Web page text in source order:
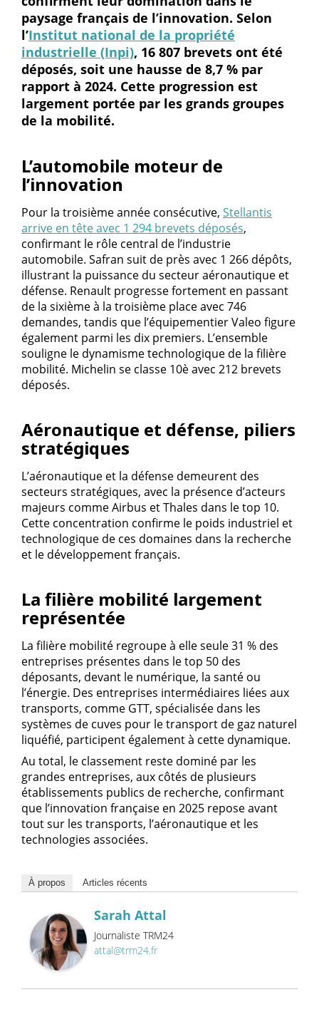
paysage français de l’innovation. Selon
l’Institut national de la propriété
industrielle (Inpi), 16 807 brevets ont été
déposés, soit une hausse de 8,7 % par
rapport à 2024. Cette progression est
largement portée par les grands groupes
de la mobilité.
L’automobile moteur de
l’innovation
Pour la troisième année consécutive, Stellantis
arrive en tête avec 1 294 brevets déposés,
confirmant le rôle central de l’industrie
automobile. Safran suit de près avec 1 266 dépôts,
illustrant la puissance du secteur aéronautique et
défense. Renault progresse fortement en passant
de la sixième à la troisième place avec 746
demandes, tandis que l’équipementier Valeo figure
également parmi les dix premiers. L’ensemble
souligne le dynamisme technologique de la filière
mobilité. Michelin se classe 10è avec 212 brevets
déposés.
Aéronautique et défense, piliers
stratégiques
L’aéronautique et la défense demeurent des
secteurs stratégiques, avec la présence d’acteurs
majeurs comme Airbus et Thales dans le top 10.
Cette concentration confirme le poids industriel et
technologique de ces domaines dans la recherche
et le développement français.
La filière mobilité largement
représentée
La filière mobilité regroupe à elle seule 31 % des
entreprises présentes dans le top 50 des
déposants, devant le numérique, la santé ou
l’énergie. Des entreprises intermédiaires liées aux
transports, comme GTT, spécialisée dans les
systèmes de cuves pour le transport de gaz naturel
liquéfié, participent également à cette dynamique.
Au total, le classement reste dominé par les
grandes entreprises, aux côtés de plusieurs
établissements publics de recherche, confirmant
que l’innovation française en 2025 repose avant
tout sur les transports, l’aéronautique et les
technologies associées.
À propos Articles récents
Sarah Attal
Journaliste TRM24
attal@trm24.fr